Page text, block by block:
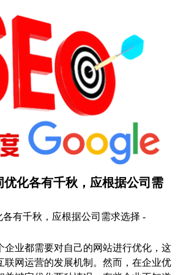
化各有千秋，应根据公司需
有千秋，应根据公司需求选择 -
企业都需要对自己的网站进行优化，这
联网运营的发展机制。然而，在企业优